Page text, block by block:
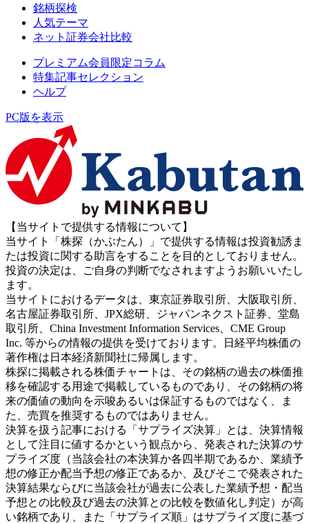
銘柄探検
人気テーマ
ネット証券会社比較
プレミアム会員限定コラム
特集記事セレクション
ヘルプ
PC版を表示
【当サイトで提供する情報について】
当サイト「株探（かぶたん）」で提供する情報は投資勧誘ま
たは投資に関する助言をすることを目的としておりません。
投資の決定は、ご自身の判断でなされますようお願いいたし
ます。
当サイトにおけるデータは、東京証券取引所、大阪取引所、
名古屋証券取引所、JPX総研、ジャパンネクスト証券、堂島
取引所、China Investment Information Services、CME Group
Inc. 等からの情報の提供を受けております。日経平均株価の
著作権は日本経済新聞社に帰属します。
株探に掲載される株価チャートは、その銘柄の過去の株価推
移を確認する用途で掲載しているものであり、その銘柄の将
来の価値の動向を示唆あるいは保証するものではなく、ま
た、売買を推奨するものではありません。
決算を扱う記事における「サプライズ決算」とは、決算情報
として注目に値するかという観点から、発表された決算のサ
プライズ度（当該会社の本決算か各四半期であるか、業績予
想の修正か配当予想の修正であるか、及びそこで発表された
決算結果ならびに当該会社が過去に公表した業績予想・配当
予想との比較及び過去の決算との比較を数値化し判定）が高
い銘柄であり、また「サプライズ順」はサプライズ度に基づ